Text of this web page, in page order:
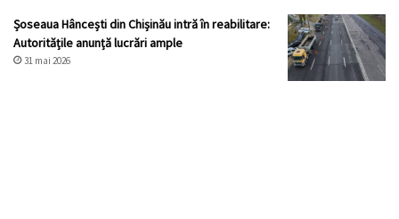
Șoseaua Hâncești din Chișinău intră în reabilitare:
Autoritățile anunță lucrări ample
31 mai 2026